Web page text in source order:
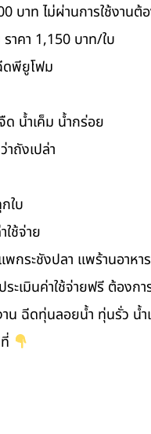
บาท ไม่ผ่านการใช้งานต้
าคา 1,150 บาท/ใบ
ดพียูโฟม
ด น้ำเค็ม น้ำกร่อย
ถังเปล่า
ใบ
ช้จ่าย
กระชังปลา แพร้านอาหา
ระเมินค่าใช้จ่ายฟรี ต้อง
ฉีดทุ่นลอยน้ำ ทุ่นรั่ว น้ำ